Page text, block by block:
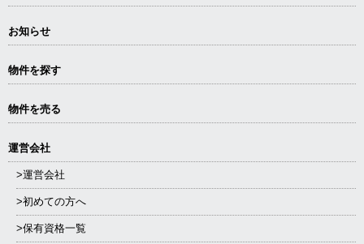
お知らせ
物件を探す
物件を売る
運営会社
>運営会社
>初めての方へ
>保有資格一覧